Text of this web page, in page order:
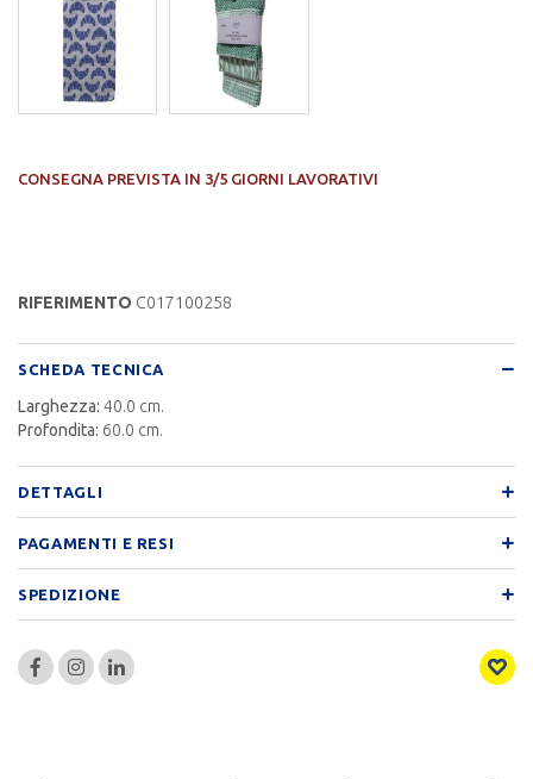
CONSEGNA PREVISTA IN 3/5 GIORNI LAVORATIVI
RIFERIMENTO C017100258
SCHEDA TECNICA
Larghezza: 40.0 cm.
Profondita: 60.0 cm.
DETTAGLI
PAGAMENTI E RESI
SPEDIZIONE